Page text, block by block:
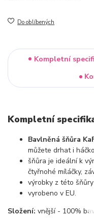
Do oblíbených
Kompletní
Kompletní
Bavlněná šňůra
můžete drhat i
šňůra je ideální k
čtyřnohé míláčky,
výrobky z této
vyrobeno v EU.
Složení: vnější - 100%